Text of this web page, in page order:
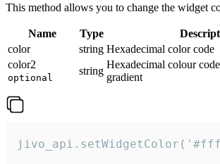
This method allows you to change the widget
Name Type
color
string Hexadecimal color code
color2
optional
string
Hexadecimal colour
gradient